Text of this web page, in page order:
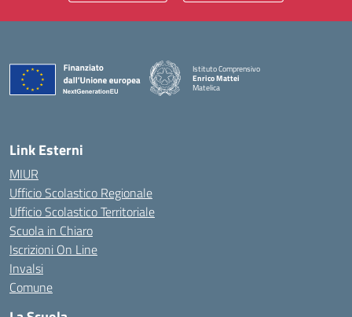
Istituto Comprensivo
Enrico Mattei
Matelica
Link Esterni
MIUR
Ufficio Scolastico Regionale
Ufficio Scolastico Territoriale
Scuola in Chiaro
Iscrizioni On Line
Invalsi
Comune